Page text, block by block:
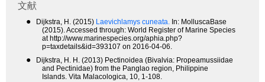
文献
● Dijkstra, H. (2015) Laevichlamys cuneata. In: MolluscaBase
(2015). Accessed through: World Register of Marine Species
at http://www.marinespecies.org/aphia.php?
p=taxdetails&id=393107 on 2016-04-06.
●
Dijkstra, H. H. (2013) Pectinoidea (Bivalvia: Propeamussiidae
and Pectinidae) from the Panglao region, Philippine
Islands. Vita Malacologica, 10, 1-108.